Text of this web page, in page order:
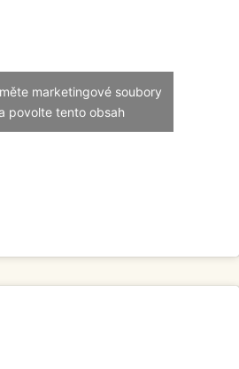
marketingové soubory
povolte tento obsah